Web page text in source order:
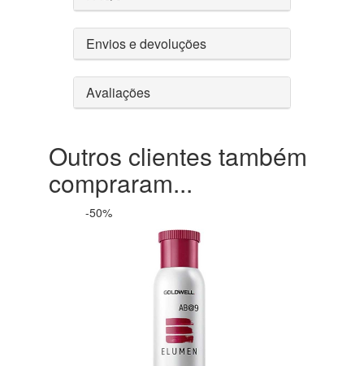
Envios e devoluções
Avaliações
Outros clientes também
compraram...
-50%